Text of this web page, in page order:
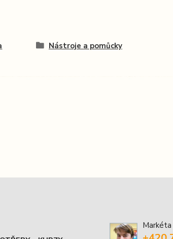
Nástroje a pomůcky
Markéta